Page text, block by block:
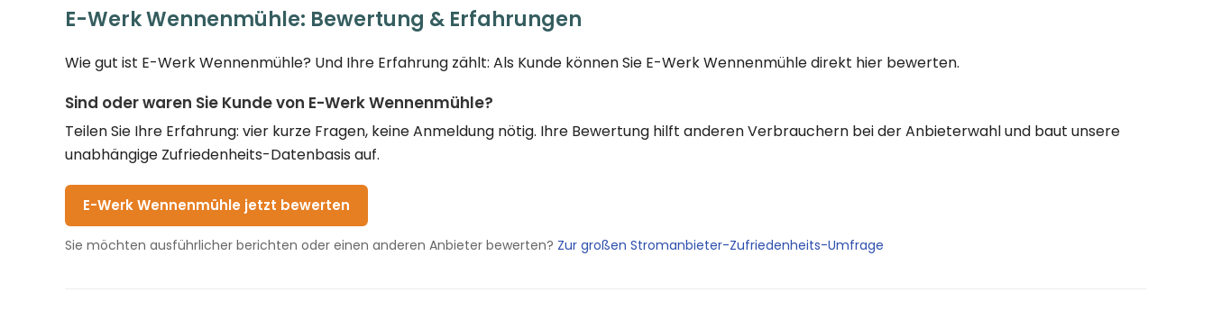
E-Werk Wennenmühle: Bewertung & Erfahrungen
Wie gut ist E-Werk Wennenmühle? Und Ihre Erfahrung zählt: Als Kunde können Sie E-Werk Wennenmühle direkt hier bewerten.
Sind oder waren Sie Kunde von E-Werk Wennenmühle?
Teilen Sie Ihre Erfahrung: vier kurze Fragen, keine Anmeldung nötig. Ihre Bewertung hilft anderen Verbrauchern bei der Anbieterwahl und baut unsere
unabhängige Zufriedenheits-Datenbasis auf.
E-Werk Wennenmühle jetzt bewerten
Sie möchten ausführlicher berichten oder einen anderen Anbieter bewerten? Zur großen Stromanbieter-Zufriedenheits-Umfrage